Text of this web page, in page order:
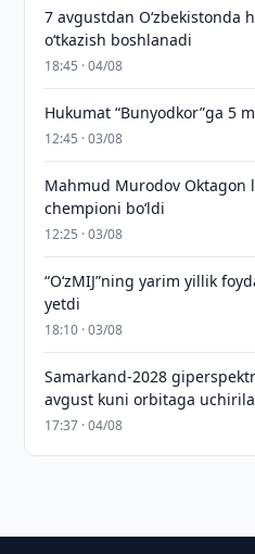
7 avgustdan O‘zbekistonda
o‘tkazish boshlanadi
18:45 · 04/08
Hukumat “Bunyodkor”ga 5
12:45 · 03/08
Mahmud Murodov Oktagon
chempioni bo‘ldi
12:25 · 03/08
“O‘zMIJ”ning yarim yillik
yetdi
18:10 · 03/08
Samarkand-2028
avgust kuni orbitaga
17:37 · 04/08